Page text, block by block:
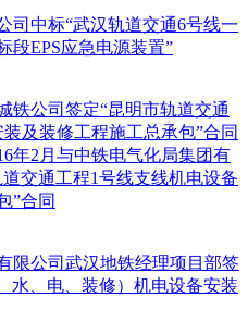
司中标“武汉轨道交通6号线一
段EPS应急电源装置”
铁公司签定“昆明市轨道交通
及装修工程施工总承包”合同
年2月与中铁电气化局集团有
交通工程1号线支线机电设备
”合同
限公司武汉地铁经理项目部签
水、电、装修）机电设备安装